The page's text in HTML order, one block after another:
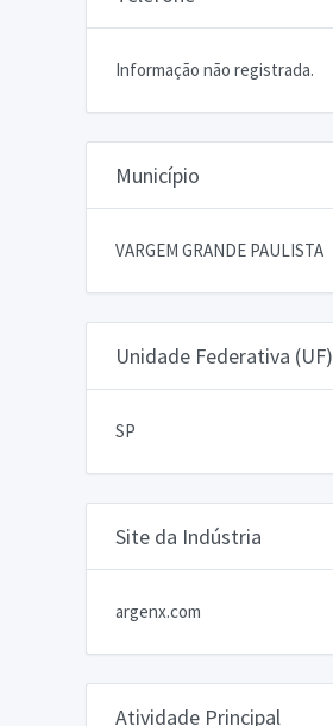
Informação não registrada.
Município
VARGEM GRANDE PAULISTA
Unidade Federativa (UF)
SP
Site da Indústria
argenx.com
Atividade Principal